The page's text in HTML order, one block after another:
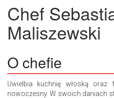
Chef
Maliszewski
O chefie
Uwielbia kuchnię włoską
nowoczesny. W swoich daniach